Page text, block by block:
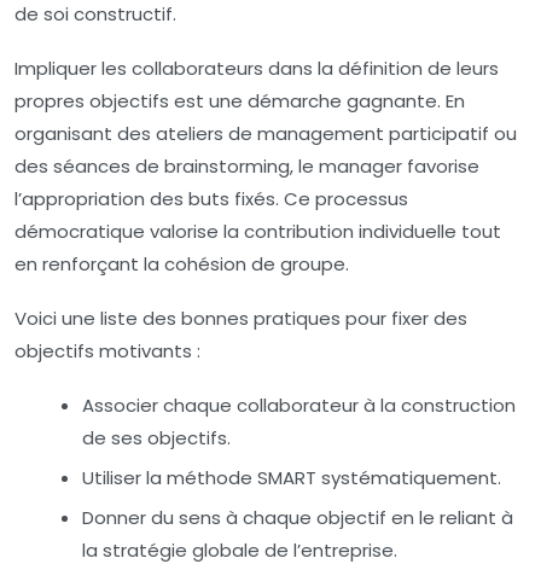
de soi constructif.
Impliquer les collaborateurs dans la définition de leurs
propres objectifs est une démarche gagnante. En
organisant des ateliers de management participatif ou
des séances de brainstorming, le manager favorise
l’appropriation des buts fixés. Ce processus
démocratique valorise la contribution individuelle tout
en renforçant la cohésion de groupe.
Voici une liste des bonnes pratiques pour fixer des
objectifs motivants :
Associer chaque collaborateur à la construction
de ses objectifs.
Utiliser la méthode SMART systématiquement.
Donner du sens à chaque objectif en le reliant à
la stratégie globale de l’entreprise.